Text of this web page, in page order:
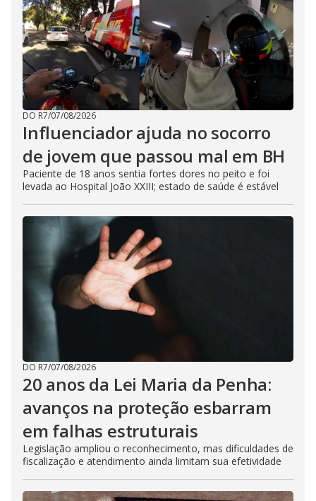
DO R7/07/08/2026
Influenciador ajuda no socorro
de jovem que passou mal em BH
Paciente de 18 anos sentia fortes dores no peito e foi
levada ao Hospital João XXIII; estado de saúde é estável
DO R7/07/08/2026
20 anos da Lei Maria da Penha:
avanços na proteção esbarram
em falhas estruturais
Legislação ampliou o reconhecimento, mas dificuldades de
fiscalização e atendimento ainda limitam sua efetividade